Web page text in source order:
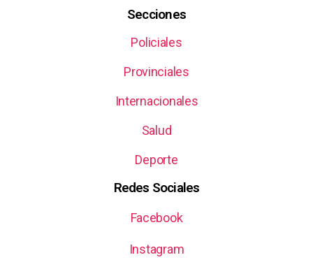
Secciones
Policiales
Provinciales
Internacionales
Salud
Deporte
Redes Sociales
Facebook
Instagram